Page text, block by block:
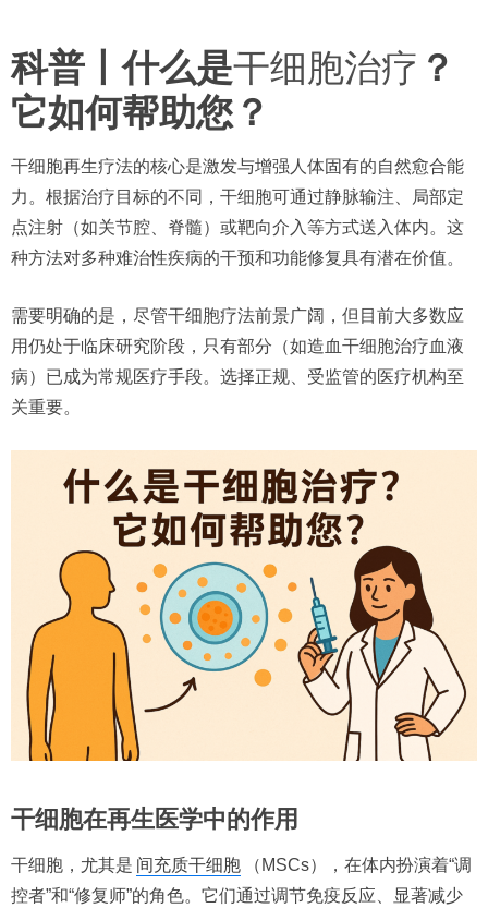
科普丨什么是干细胞治疗 ？
它如何帮助您？
干细胞再生疗法的核心是激发与增强人体固有的自然愈合能
力。根据治疗目标的不同，干细胞可通过静脉输注、局部定
点注射（如关节腔、脊髓）或靶向介入等方式送入体内。这
种方法对多种难治性疾病的干预和功能修复具有潜在价值。
需要明确的是，尽管干细胞疗法前景广阔，但目前大多数应
用仍处于临床研究阶段，只有部分（如造血干细胞治疗血液
病）已成为常规医疗手段。选择正规、受监管的医疗机构至
关重要。
干细胞在再生医学中的作用
干细胞，尤其是 间充质干细胞
（MSCs），在体内扮演着“调
控者”和“修复师”的角色。它们通过调节免疫反应、显著减少